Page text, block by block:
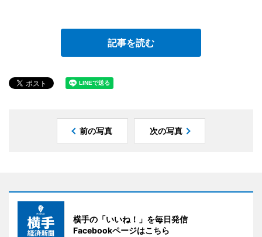
記事を読む
前の写真 次の写真
横手の「いいね！」を毎日発信
Facebookページはこちら